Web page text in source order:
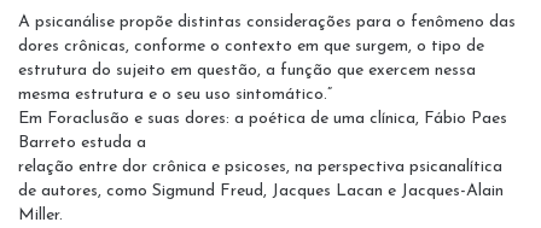
A psicanálise propõe distintas considerações para o fenômeno das
dores crônicas, conforme o contexto em que surgem, o tipo de
estrutura do sujeito em questão, a função que exercem nessa
mesma estrutura e o seu uso sintomático.”
Em Foraclusão e suas dores: a poética de uma clínica, Fábio Paes
Barreto estuda a
relação entre dor crônica e psicoses, na perspectiva psicanalítica
de autores, como Sigmund Freud, Jacques Lacan e Jacques-Alain
Miller.